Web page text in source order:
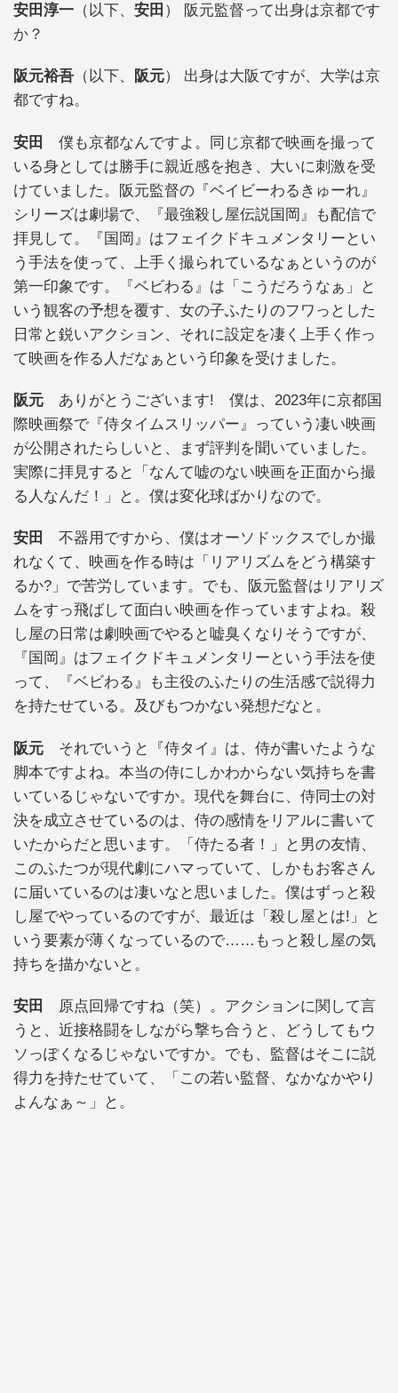
安田淳一 （以下、 安田 ） 阪元監督って出身は京都です
か？
阪元裕吾 （以下、 阪元） 出身は大阪ですが、大学は京
都ですね。
安田
僕も京都なんですよ。同じ京都で映画を撮って
いる身としては勝手に親近感を抱き、大いに刺激を受
けていました。阪元監督の『ベイビーわるきゅーれ』
シリーズは劇場で、『最強殺し屋伝説国岡』も配信で
拝見して。『国岡』はフェイクドキュメンタリーとい
う手法を使って、上手く撮られているなぁというのが
第一印象です。『ベビわる』は「こうだろうなぁ」と
いう観客の予想を覆す、女の子ふたりのフワっとした
日常と鋭いアクション、それに設定を凄く上手く作っ
て映画を作る人だなぁという印象を受けました。
阪元 ありがとうございます! 僕は、2023年に京都国
際映画祭で『侍タイムスリッパー』っていう凄い映画
が公開されたらしいと、まず評判を聞いていました。
実際に拝見すると「なんて嘘のない映画を正面から撮
る人なんだ！」と。僕は変化球ばかりなので。
安田
不器用ですから、僕はオーソドックスでしか撮
れなくて、映画を作る時は「リアリズムをどう構築す
るか?」で苦労しています。でも、阪元監督はリアリズ
ムをすっ飛ばして面白い映画を作っていますよね。殺
し屋の日常は劇映画でやると嘘臭くなりそうですが、
『国岡』はフェイクドキュメンタリーという手法を使
って、『ベビわる』も主役のふたりの生活感で説得力
を持たせている。及びもつかない発想だなと。
阪元 それでいうと『侍タイ』は、侍が書いたような
脚本ですよね。本当の侍にしかわからない気持ちを書
いているじゃないですか。現代を舞台に、侍同士の対
決を成立させているのは、侍の感情をリアルに書いて
いたからだと思います。「侍たる者！」と男の友情、
このふたつが現代劇にハマっていて、しかもお客さん
に届いているのは凄いなと思いました。僕はずっと殺
し屋でやっているのですが、最近は「殺し屋とは!」と
いう要素が薄くなっているので……もっと殺し屋の気
持ちを描かないと。
安田
原点回帰ですね（笑）。アクションに関して言
うと、近接格闘をしながら撃ち合うと、どうしてもウ
ソっぽくなるじゃないですか。でも、監督はそこに説
得力を持たせていて、「この若い監督、なかなかやり
よんなぁ～」と。